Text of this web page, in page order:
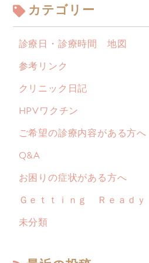
カテゴリー
診療日・診療時間 地図
参考リンク
クリニック日記
HPVワクチン
ご希望の診療内容がある方へ
Q&A
お困りの症状がある方へ
Ｇｅｔｔｉｎｇ Ｒｅａｄｙ
未分類